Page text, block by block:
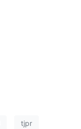
tjpr